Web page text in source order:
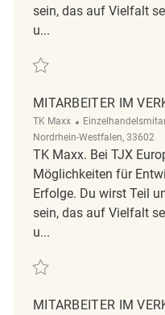
sein, das auf Vielfalt
u...
Retten Mitarbeiter im
MITARBEITER IM
TK Maxx Kategorie
Nordrhein-Westfalen, 33602
TK Maxx. Bei TJX
Möglichkeiten für
Erfolge. Du wirst Teil
sein, das auf Vielfalt
u...
Retten Mitarbeiter im
MITARBEITER IM